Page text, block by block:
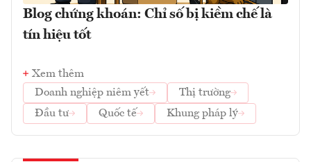
Blog chứng khoán: Chỉ số bị kiềm chế là
tín hiệu tốt
Xem thêm
Doanh nghiệp niêm yết
Thị trường
Đầu tư
Quốc tế Khung pháp lý